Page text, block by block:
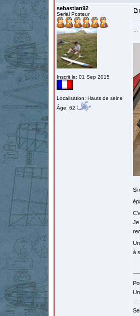
sebastian92
Serial Posteur
Inscrit le: 01 Sep 2015
Localisation: Hauts de seine
Âge: 62
…
Si
Je
à